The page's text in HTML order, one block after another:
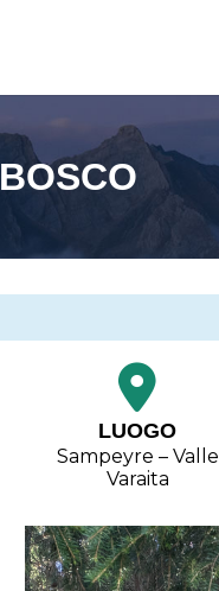
LUOGO
Sampeyre – Valle
Varaita